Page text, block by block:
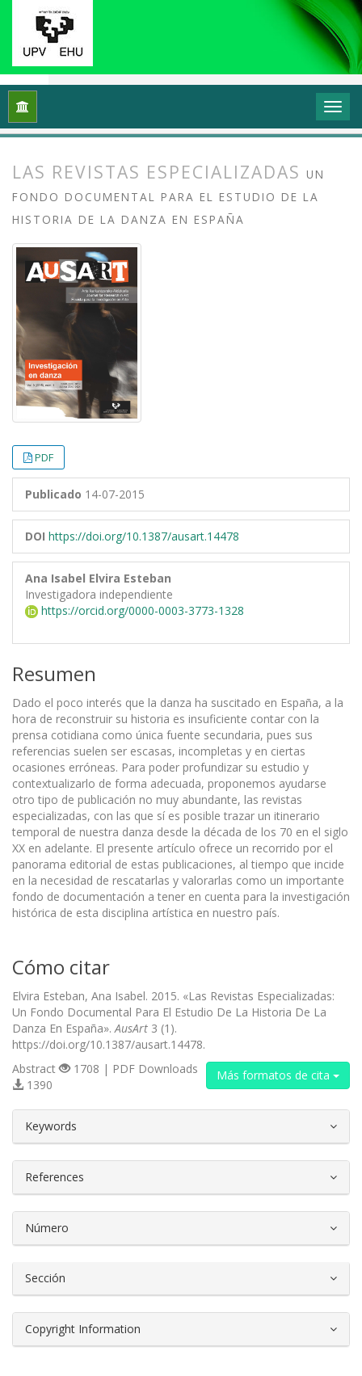
Inicio Vol. 3 Núm. 1 (2015): Investigación en danza
LAS REVISTAS ESPECIALIZADAS UN
FONDO DOCUMENTAL PARA EL ESTUDIO DE LA
HISTORIA DE LA DANZA EN ESPAÑA
PDF
Publicado 14-07-2015
DOI https://doi.org/10.1387/ausart.14478
Ana Isabel Elvira Esteban
Investigadora independiente
https://orcid.org/0000-0003-3773-1328
Resumen
Dado el poco interés que la danza ha suscitado en España, a la
hora de reconstruir su historia es insuficiente contar con la
prensa cotidiana como única fuente secundaria, pues sus
referencias suelen ser escasas, incompletas y en ciertas
ocasiones erróneas. Para poder profundizar su estudio y
contextualizarlo de forma adecuada, proponemos ayudarse
otro tipo de publicación no muy abundante, las revistas
especializadas, con las que sí es posible trazar un itinerario
temporal de nuestra danza desde la década de los 70 en el siglo
XX en adelante. El presente artículo ofrece un recorrido por el
panorama editorial de estas publicaciones, al tiempo que incide
en la necesidad de rescatarlas y valorarlas como un importante
fondo de documentación a tener en cuenta para la investigación
histórica de esta disciplina artística en nuestro país.
Cómo citar
Elvira Esteban, Ana Isabel. 2015. «Las Revistas Especializadas:
Un Fondo Documental Para El Estudio De La Historia De La
Danza En España». AusArt 3 (1).
https://doi.org/10.1387/ausart.14478.
Más formatos de cita
Abstract
1708 | PDF Downloads
1390
Keywords
References
Número
Sección
Copyright Information